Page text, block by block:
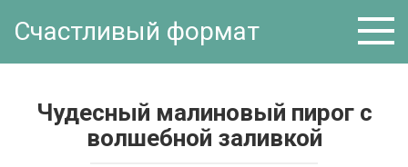
Счастливый формат
Чудесный малиновый пирог с
волшебной заливкой